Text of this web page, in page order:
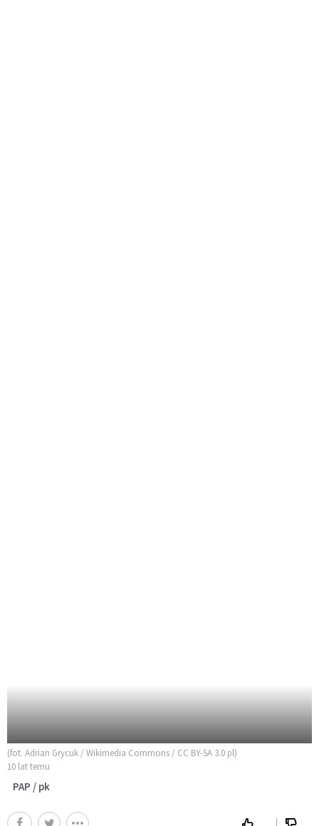
(fot. Adrian Grycuk / Wikimedia Commons / CC BY-SA 3.0 pl)
10 lat temu
PAP / pk